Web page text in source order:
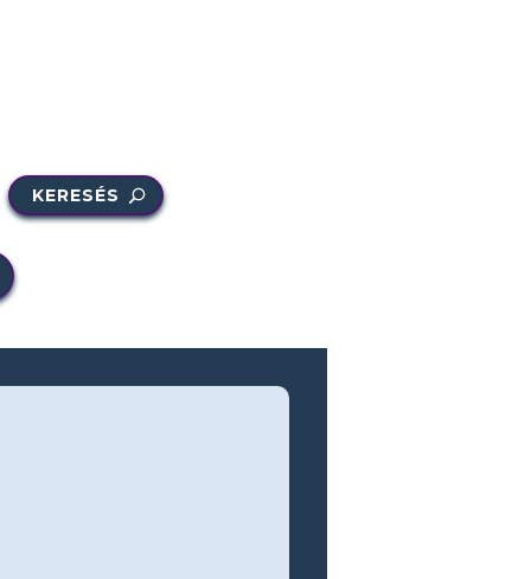
KERESÉS